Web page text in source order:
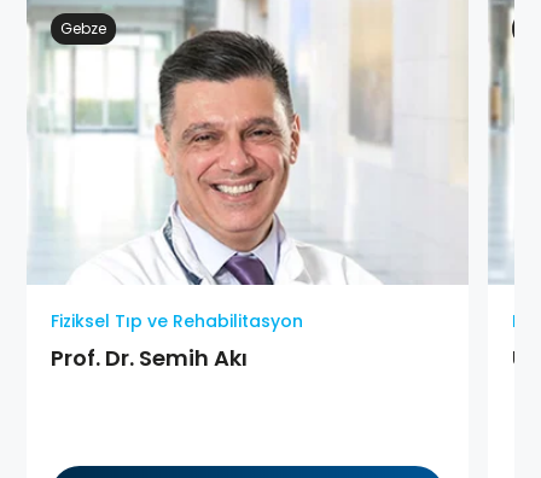
Gebze
Fiziksel Tıp ve Rehabilitasyon
Prof. Dr. Semih Akı